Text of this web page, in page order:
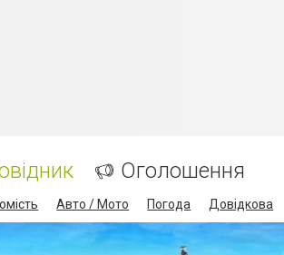
Оголошення
Авто / Мото Погода Довідкова